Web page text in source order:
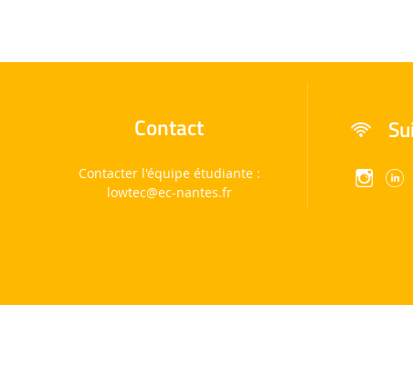
Contact
Contacter l'équipe étudiante :
lowtec@ec-nantes.fr